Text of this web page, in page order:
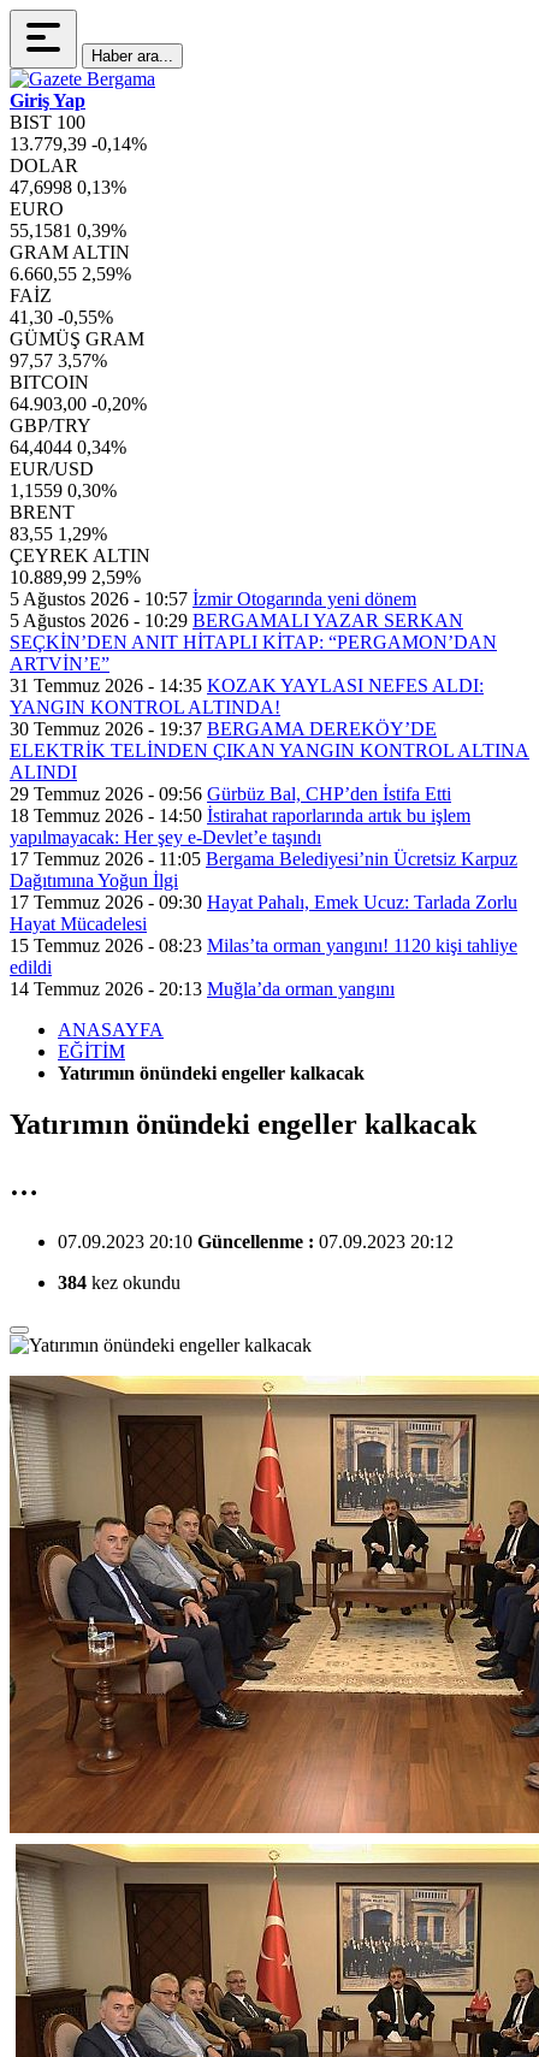
Haber ara...
Giriş Yap
BIST 100
13.779,39 -0,14%
DOLAR
47,6998 0,13%
EURO
55,1581 0,39%
GRAM ALTIN
6.660,55 2,59%
FAİZ
41,30 -0,55%
GÜMÜŞ GRAM
97,57 3,57%
BITCOIN
64.903,00 -0,20%
GBP/TRY
64,4044 0,34%
EUR/USD
1,1559 0,30%
BRENT
83,55 1,29%
ÇEYREK ALTIN
10.889,99 2,59%
5 Ağustos 2026 - 10:57 İzmir Otogarında yeni dönem
5 Ağustos 2026 - 10:29 BERGAMALI YAZAR SERKAN
SEÇKİN’DEN ANIT HİTAPLI KİTAP: “PERGAMON’DAN
ARTVİN’E”
31 Temmuz 2026 - 14:35 KOZAK YAYLASI NEFES ALDI:
YANGIN KONTROL ALTINDA!
30 Temmuz 2026 - 19:37 BERGAMA DEREKÖY’DE
ELEKTRİK TELİNDEN ÇIKAN YANGIN KONTROL ALTINA
ALINDI
29 Temmuz 2026 - 09:56 Gürbüz Bal, CHP’den İstifa Etti
18 Temmuz 2026 - 14:50 İstirahat raporlarında artık bu işlem
yapılmayacak: Her şey e-Devlet’e taşındı
17 Temmuz 2026 - 11:05 Bergama Belediyesi’nin Ücretsiz Karpuz
Dağıtımına Yoğun İlgi
17 Temmuz 2026 - 09:30 Hayat Pahalı, Emek Ucuz: Tarlada Zorlu
Hayat Mücadelesi
15 Temmuz 2026 - 08:23 Milas’ta orman yangını! 1120 kişi tahliye
edildi
14 Temmuz 2026 - 20:13 Muğla’da orman yangını
ANASAYFA
EĞİTİM
Yatırımın önündeki engeller kalkacak
Yatırımın önündeki engeller kalkacak
…
07.09.2023 20:10 Güncellenme : 07.09.2023 20:12
384 kez okundu